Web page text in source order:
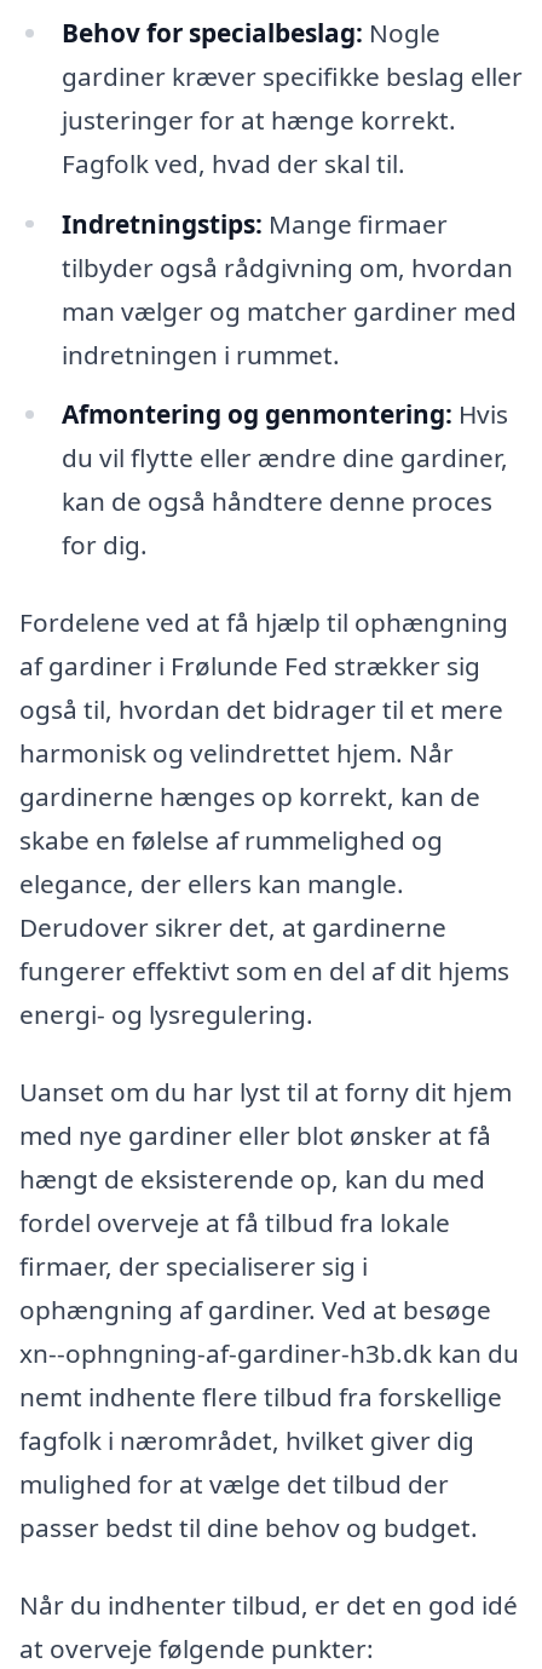
Behov for specialbeslag: Nogle
gardiner kræver specifikke beslag eller
justeringer for at hænge korrekt.
Fagfolk ved, hvad der skal til.
Indretningstips: Mange firmaer
tilbyder også rådgivning om, hvordan
man vælger og matcher gardiner med
indretningen i rummet.
Afmontering og genmontering: Hvis
du vil flytte eller ændre dine gardiner,
kan de også håndtere denne proces
for dig.
Fordelene ved at få hjælp til ophængning
af gardiner i Frølunde Fed strækker sig
også til, hvordan det bidrager til et mere
harmonisk og velindrettet hjem. Når
gardinerne hænges op korrekt, kan de
skabe en følelse af rummelighed og
elegance, der ellers kan mangle.
Derudover sikrer det, at gardinerne
fungerer effektivt som en del af dit hjems
energi- og lysregulering.
Uanset om du har lyst til at forny dit hjem
med nye gardiner eller blot ønsker at få
hængt de eksisterende op, kan du med
fordel overveje at få tilbud fra lokale
firmaer, der specialiserer sig i
ophængning af gardiner. Ved at besøge
xn--ophngning-af-gardiner-h3b.dk kan du
nemt indhente flere tilbud fra forskellige
fagfolk i nærområdet, hvilket giver dig
mulighed for at vælge det tilbud der
passer bedst til dine behov og budget.
Når du indhenter tilbud, er det en god idé
at overveje følgende punkter: